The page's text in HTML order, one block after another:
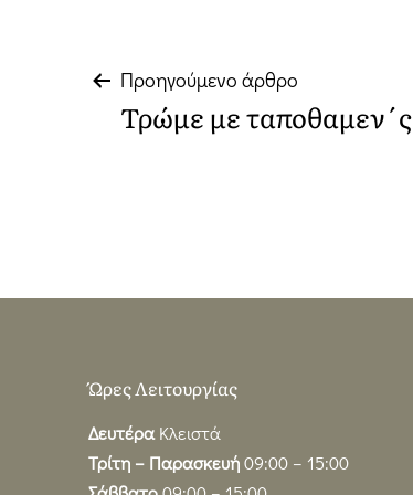
Πλοήγηση
άρθρων
Προηγούμενο άρθρο
Τρώμε με ταποθαμεν΄ς
Ώρες Λειτουργίας
Δευτέρα Κλειστά
Τρίτη – Παρασκευή09:00 – 15:00